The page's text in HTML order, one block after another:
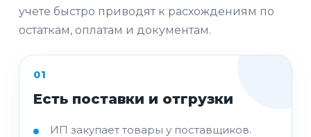
учете быстро приводят к расхождениям по
остаткам, оплатам и документам.
01
Есть поставки и отгрузки
ИП закупает товары у поставщиков.